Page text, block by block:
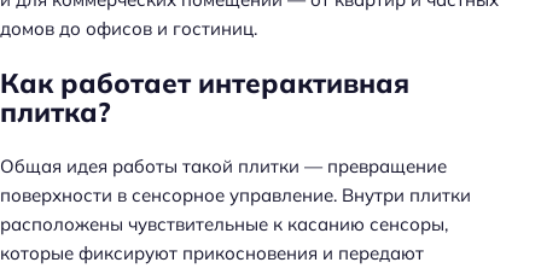
домов до офисов и гостиниц.
Как работает интерактивная
плитка?
Общая идея работы такой плитки — превращение
поверхности в сенсорное управление. Внутри плитки
расположены чувствительные к касанию сенсоры,
которые фиксируют прикосновения и передают